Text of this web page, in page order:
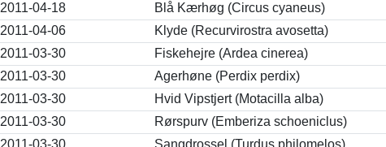
2011-04-18 Blå Kærhøg (Circus cyaneus)
2011-04-06 Klyde (Recurvirostra avosetta)
2011-03-30 Fiskehejre (Ardea cinerea)
2011-03-30 Agerhøne (Perdix perdix)
2011-03-30 Hvid Vipstjert (Motacilla alba)
2011-03-30 Rørspurv (Emberiza schoeniclus)
2011-03-30 Sangdrossel (Turdus philomelos)